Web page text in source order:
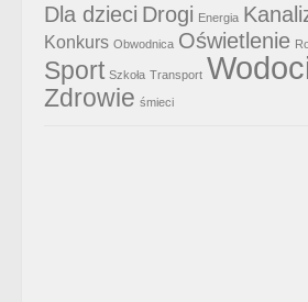
Dla dzieci Drogi Energia
Konkurs Obwodnica Oświetlenie
Sport Szkoła Transport
Zdrowie śmieci